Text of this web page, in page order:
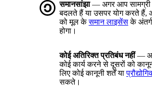
समानसांझा— अगर आप सामग्री
बदलते हैं या उसपर योग करते हैं,
को मूल केसमान लाइसेंसके
होगा।
कोई अतिरिक्त प्रतिबंध नहीं— आप
कोई कार्य करने से दूसरों को
लिए कोई कानूनी शर्तें या
सकते।